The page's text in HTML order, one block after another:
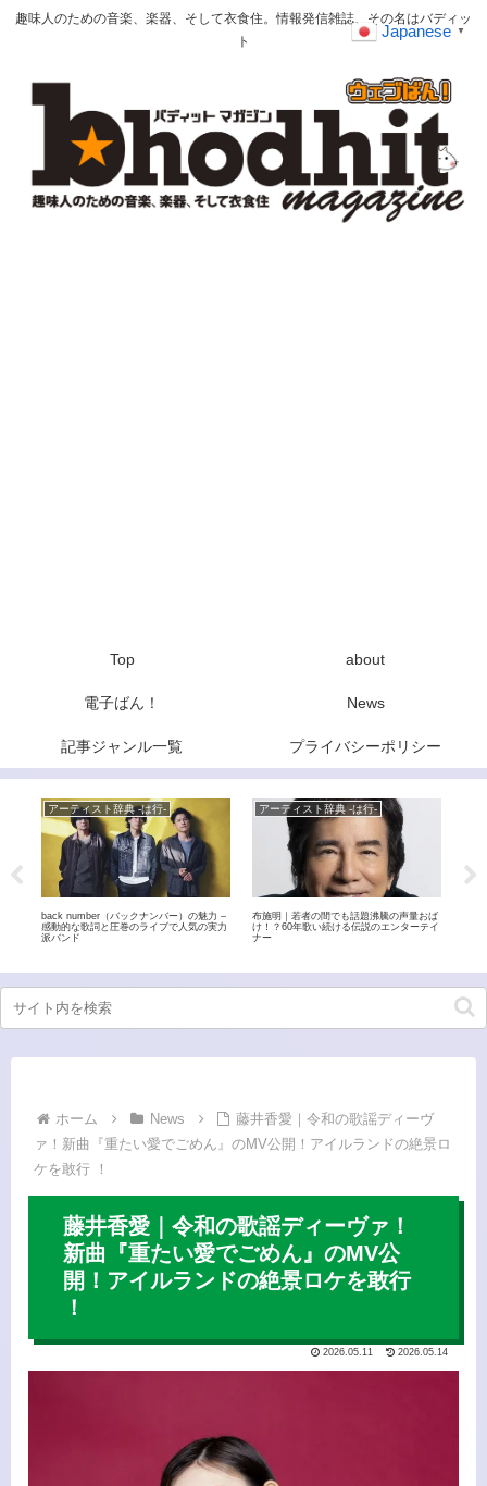
趣味人のための音楽、楽器、そして衣食住。情報発信雑誌、その名はバディッ
ト
Top about
電子ばん！ News
記事ジャンル一覧 プライバシーポリシー
アーティスト辞典 -は行-
back number（バックナンバー）の魅力 –
感動的な歌詞と圧巻のライブで人気の実力
派バンド
アーティスト辞典 -は行-
布施明｜若者の間でも話題沸騰の声量おば
け！？60年歌い続ける伝説のエンターテイ
ナー
ホーム News
藤井香愛｜令和の歌謡ディーヴ
ァ！新曲『重たい愛でごめん』のMV公開！アイルランドの絶景ロ
ケを敢行 ！
藤井香愛｜令和の歌謡ディーヴァ！
新曲『重たい愛でごめん』のMV公
開！アイルランドの絶景ロケを敢行
！
2026.05.11 2026.05.14
Japanese ▼